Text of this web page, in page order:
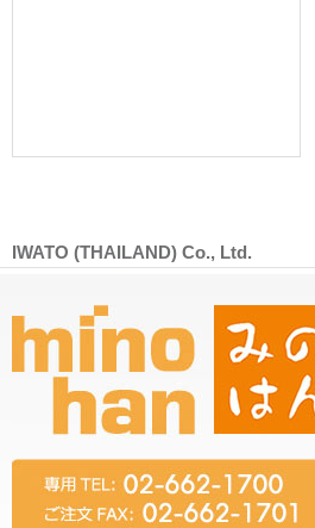
IWATO (THAILAND) Co., Ltd.